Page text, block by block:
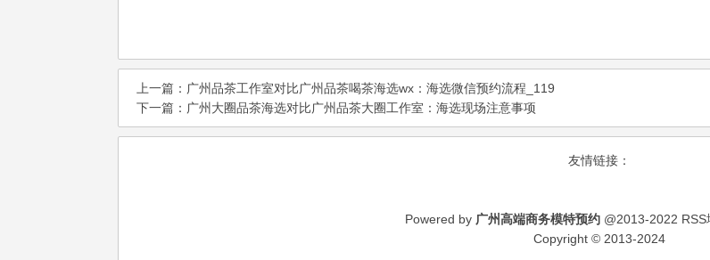
上一篇： ‌广州品茶工作室对比广州品茶喝茶海选wx‌：海选微信预约流程_119
下一篇： ‌广州大圈品茶海选对比广州品茶大圈工作室‌：海选现场注意事项
友情链接：
Powered by 广州高端商务模特预约@2013-2022 RSS
Copyright © 2013-2024